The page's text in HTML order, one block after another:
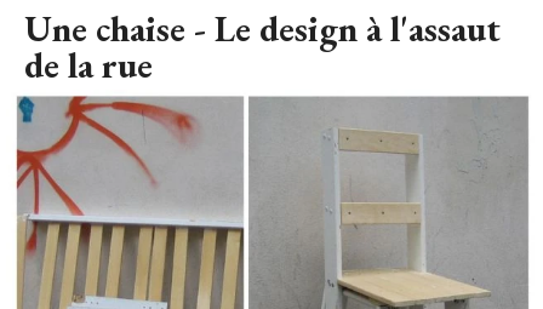
Une chaise - Le design à l'assaut
de la rue